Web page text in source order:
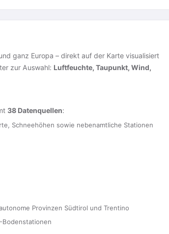
ganz Europa – direkt auf der Karte visualisiert
zur Auswahl: Luftfeuchte, Taupunkt, Wind,
38 Datenquellen:
Schneehöhen sowie nebenamtliche Stationen
Provinzen Südtirol und Trentino
Bodenstationen